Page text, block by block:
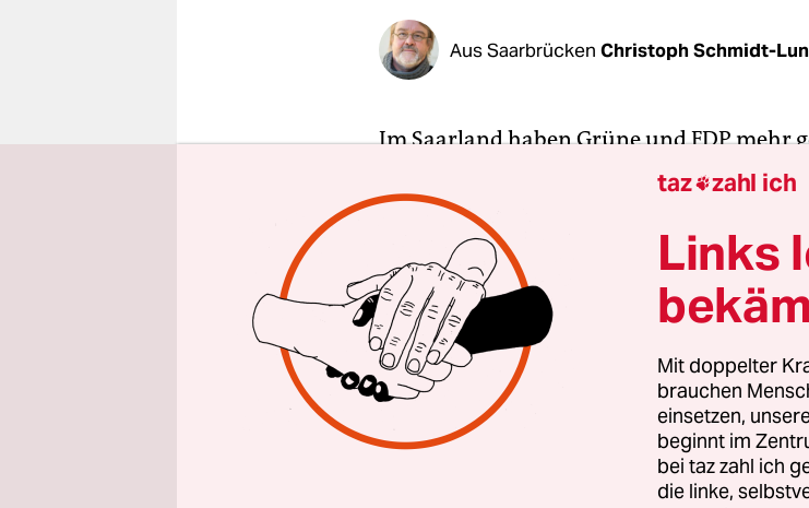
Aus Saarbrücken Christoph Schmidt-
Im Saarland haben Grüne und FDP mehr
ist: Für beide Parteien gerät die
Zitterpartie. Nach den aktuellen Umfragen
an der Fünfprozenthürde scheitern.
Beide Parteien kämpfen erbittert um die
WählerInnen, mit ziemlich abgefahrenen
Grünen setzen dabei sogar auf US-
Großplakaten, die die Grünen im ganzen
ein überlebensgroßer Trump mit dem
schreiende Wahrheit“ lautet die
stehen Sie zu Freiheit, Toleranz und
taz zahl ich
Links
Mit doppelter
brauchen
einsetzen,
beginnt im
bei taz zahl ich
die linke,